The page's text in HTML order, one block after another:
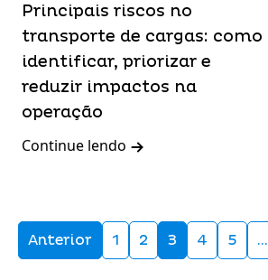
Principais riscos no
transporte de cargas: como
identificar, priorizar e
reduzir impactos na
operação
Continue lendo
Anterior 1 2 3 4 5 …